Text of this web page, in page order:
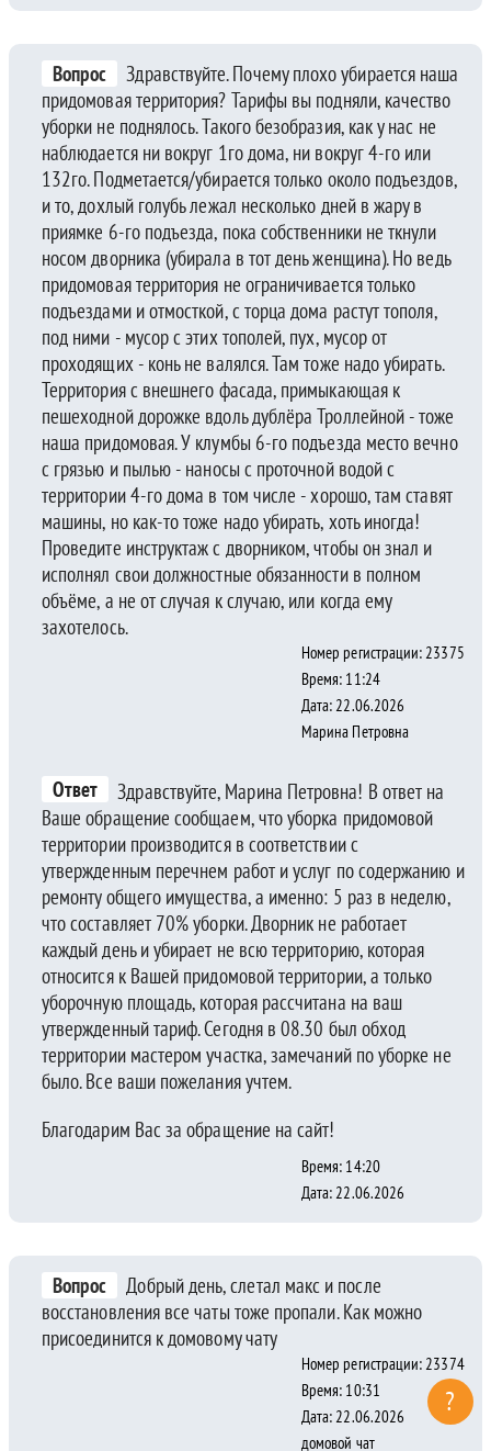
Вопрос
Здравствуйте. Почему плохо убирается наша
придомовая территория? Тарифы вы подняли, качество
уборки не поднялось. Такого безобразия, как у нас не
наблюдается ни вокруг 1го дома, ни вокруг 4-го или
132го. Подметается/убирается только около подъездов,
и то, дохлый голубь лежал несколько дней в жару в
приямке 6-го подъезда, пока собственники не ткнули
носом дворника (убирала в тот день женщина). Но ведь
придомовая территория не ограничивается только
подъездами и отмосткой, с торца дома растут тополя,
под ними - мусор с этих тополей, пух, мусор от
проходящих - конь не валялся. Там тоже надо убирать.
Территория с внешнего фасада, примыкающая к
пешеходной дорожке вдоль дублёра Троллейной - тоже
наша придомовая. У клумбы 6-го подъезда место вечно
с грязью и пылью - наносы с проточной водой с
территории 4-го дома в том числе - хорошо, там ставят
машины, но как-то тоже надо убирать, хоть иногда!
Проведите инструктаж с дворником, чтобы он знал и
исполнял свои должностные обязанности в полном
объёме, а не от случая к случаю, или когда ему
захотелось.
Номер регистрации: 23375
Время: 11:24
Дата: 22.06.2026
Марина Петровна
Ответ
Здравствуйте, Марина Петровна! В ответ на
Ваше обращение сообщаем, что уборка придомовой
территории производится в соответствии с
утвержденным перечнем работ и услуг по содержанию и
ремонту общего имущества, а именно: 5 раз в неделю,
что составляет 70% уборки. Дворник не работает
каждый день и убирает не всю территорию, которая
относится к Вашей придомовой территории, а только
уборочную площадь, которая рассчитана на ваш
утвержденный тариф. Сегодня в 08.30 был обход
территории мастером участка, замечаний по уборке не
было. Все ваши пожелания учтем.
Благодарим Вас за обращение на сайт!
Время: 14:20
Дата: 22.06.2026
Вопрос
Добрый день, слетал макс и после
восстановления все чаты тоже пропали. Как можно
присоединится к домовому чату
Номер регистрации: 23374
Время: 10:31
Дата: 22.06.2026
домовой чат
?